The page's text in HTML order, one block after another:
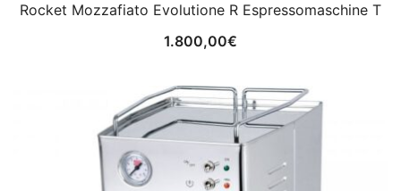
Rocket Mozzafiato Evolutione R Espressomaschine T
1.800,00€